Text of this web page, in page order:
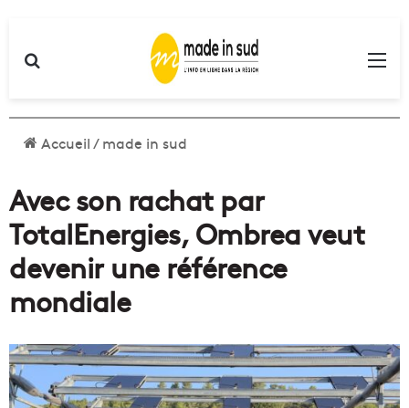
Accueil/made in sud
Avec son rachat par
TotalEnergies, Ombrea veut
devenir une référence
mondiale